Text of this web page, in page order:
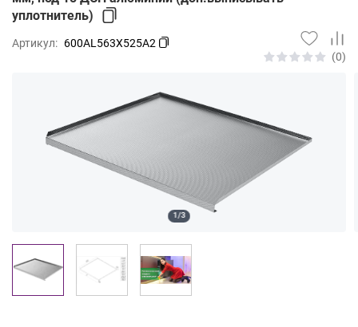
уплотнитель)
Артикул: 600AL563X525A2
(0)
1/3